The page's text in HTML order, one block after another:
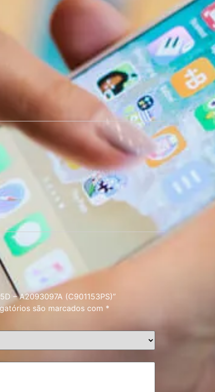
– A2093097A (C901153PS)”
são marcados com *